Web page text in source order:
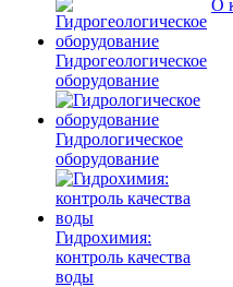
Гидрогеологическое
оборудование
Гидрологическое
оборудование
Гидрохимия:
контроль качества
воды
О